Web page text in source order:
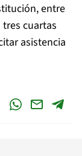
entre
cuartas
asistencia